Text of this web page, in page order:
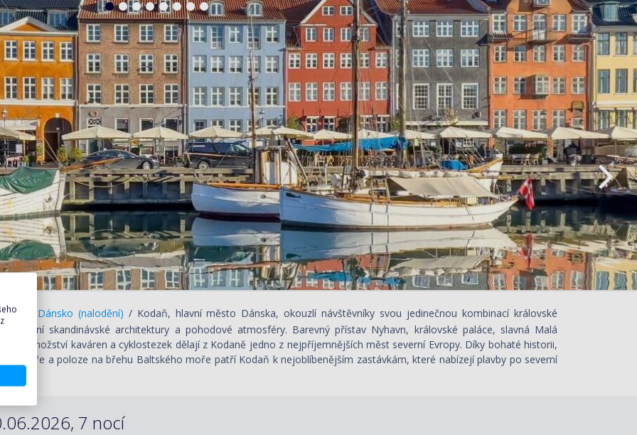
/ Dánsko (nalodění) / Kodaň, hlavní město Dánska, okouzlí návštěvníky svou jedinečnou kombinací královské
moderní skandinávské architektury a pohodové atmosféry. Barevný přístav Nyhavn, královské paláce, slavná Malá
víla i množství kaváren a cyklostezek dělají z Kodaně jedno z nejpříjemnějších měst severní Evropy. Díky bohaté historii,
kultuře a poloze na břehu Baltského moře patří Kodaň k nejoblíbenějším zastávkám, které nabízejí plavby po severní
7 nocí